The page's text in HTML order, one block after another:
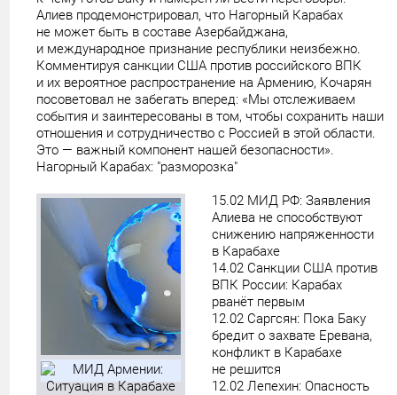
Алиев продемонстрировал, что Нагорный Карабах
не может быть в составе Азербайджана,
и международное признание республики неизбежно.
Комментируя санкции США против российского ВПК
и их вероятное распространение на Армению, Кочарян
посоветовал не забегать вперед: «Мы отслеживаем
события и заинтересованы в том, чтобы сохранить наши
отношения и сотрудничество с Россией в этой области.
Это — важный компонент нашей безопасности».
Нагорный Карабах: "разморозка"
15.02 МИД РФ: Заявления
Алиева не способствуют
снижению напряженности
в Карабахе
14.02 Санкции США против
ВПК России: Карабах
рванёт первым
12.02 Саргсян: Пока Баку
бредит о захвате Еревана,
конфликт в Карабахе
не решится
12.02 Лепехин: Опасность